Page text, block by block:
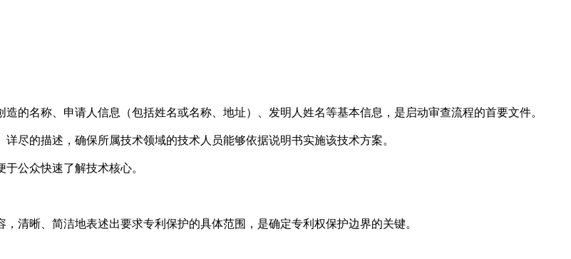
的名称、申请人信息（包括姓名或名称、地址）、发明人姓名等基本信息，是启动审查流程的首要文件。
尽的描述，确保所属技术领域的技术人员能够依据说明书实施该技术方案。
公众快速了解技术核心。
清晰、简洁地表述出要求专利保护的具体范围，是确定专利权保护边界的关键。